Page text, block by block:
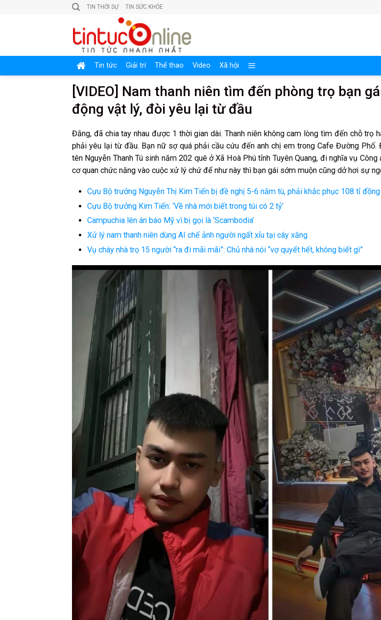
TIN THỜI SỰ TIN SỨC KHỎE
Tin tức Giải trí Thể thao Video Xã hội
[VIDEO] Nam thanh niên tìm đến phòng trọ bạn
động vật lý, đòi yêu lại từ đầu
Đắng, đã chia tay nhau được 1 thời gian dài. Thanh niên không cam lòng tìm đến chỗ trọ
phải yêu lại từ đầu. Bạn nữ sợ quá phải cầu cứu đến anh chị em trong Cafe Đường Phố.
tên Nguyễn Thanh Tú sinh năm 202 quê ở Xã Hoà Phú tỉnh Tuyên Quang, đi nghĩa vụ
cơ quan chức năng vào cuộc xử lý chứ để như này thì bạn gái sớm muộn cũng dở hơi sự
Cựu Bộ trưởng Nguyễn Thị Kim Tiến bị đề nghị 5-6 năm tù, phải khắc phục 108 tỉ đồng
Cựu Bộ trưởng Kim Tiến: ‘Về nhà mới biết trong túi có 2 tỷ’
Campuchia lên án báo Mỹ vì bị gọi là ‘Scambodia’
Xử lý nam thanh niên dùng AI chế ảnh người ngất xỉu tại cây xăng
Vụ cháy nhà trọ 15 người “ra đi mãi mãi”: Chủ nhà nói “vợ quyết hết, không biết gì”